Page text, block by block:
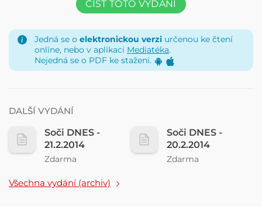
ČÍST TOTO VYDÁNÍ
Jedná se o elektronickou verzi určenou ke čtení
online, nebo v aplikaci Mediatéka.
Nejedná se o PDF ke stažení.
DALŠÍ VYDÁNÍ
Soči DNES -
21.2.2014
Zdarma
Soči DNES -
20.2.2014
Zdarma
Všechna vydání (archiv)